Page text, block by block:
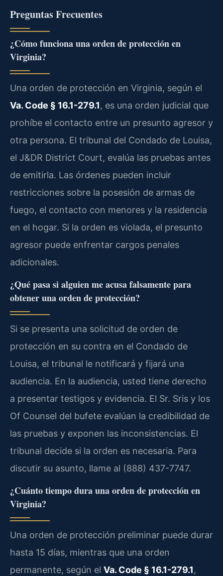
Preguntas Frecuentes
¿Cómo funciona una orden de protección en
Virginia?
Una orden de protección en Virginia, según el
Va. Code § 16.1-279.1, es una orden judicial que
prohíbe el contacto entre un presunto agresor y
otra persona. El tribunal del Condado de Louisa,
el J&DR District Court, evalúa las pruebas antes
de emitirla. Las órdenes pueden incluir
restricciones sobre la posesión de armas de
fuego, el contacto con menores y la residencia
en el hogar. Si la orden es violada, el presunto
agresor puede enfrentar cargos penales
adicionales.
¿Qué pasa si alguien me acusa falsamente para
obtener una orden de protección?
Si se presenta una solicitud de orden de
protección en su contra en el Condado de
Louisa, el tribunal le notificará y fijará una
audiencia. En la audiencia, usted tiene derecho
a presentar testigos y evidencia. El Sr. Sris y los
Of Counsel del bufete evalúan la credibilidad de
las pruebas y exponen las inconsistencias. El
tribunal decide si la orden es necesaria. Para
discutir su asunto, llame al (888) 437-7747.
¿Cuánto tiempo dura una orden de protección en
Virginia?
Una orden de protección preliminar puede durar
hasta 15 días, mientras que una orden
permanente, según el Va. Code § 16.1-279.1,